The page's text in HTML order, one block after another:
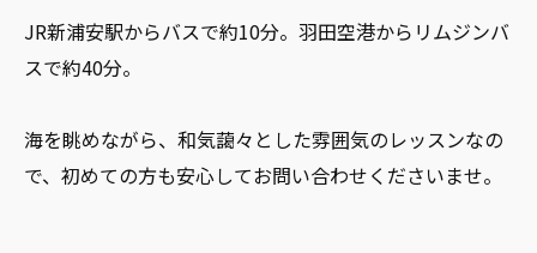
JR新浦安駅からバスで約10分。羽田空港からリムジンバ
スで約40分。
海を眺めながら、和気藹々とした雰囲気のレッスンなの
で、初めての方も安心してお問い合わせくださいませ。